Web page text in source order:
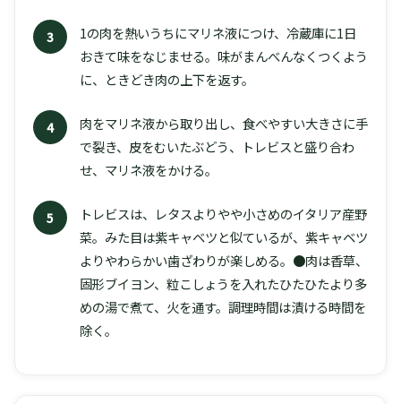
3
1の肉を熱いうちにマリネ液につけ、冷蔵庫に1日
おきて味をなじませる。味がまんべんなくつくよう
に、ときどき肉の上下を返す。
4
肉をマリネ液から取り出し、食べやすい大きさに手
で裂き、皮をむいたぶどう、トレビスと盛り合わ
せ、マリネ液をかける。
5
トレビスは、レタスよりやや小さめのイタリア産野
菜。みた目は紫キャベツと似ているが、紫キャベツ
よりやわらかい歯ざわりが楽しめる。●肉は香草、
固形ブイヨン、粒こしょうを入れたひたひたより多
めの湯で煮て、火を通す。調理時間は漬ける時間を
除く。